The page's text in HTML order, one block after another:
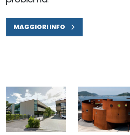
MAGGIORI INFO